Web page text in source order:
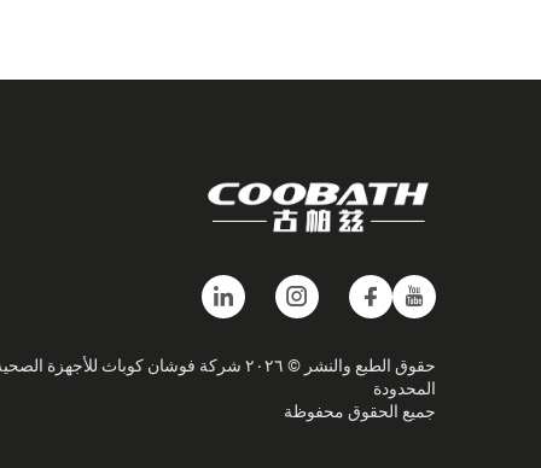
حقوق الطبع والنشر © ٢٠٢٦ شركة فوشان كوباث للأجهزة
المحدودة
جميع الحقوق محفوظة